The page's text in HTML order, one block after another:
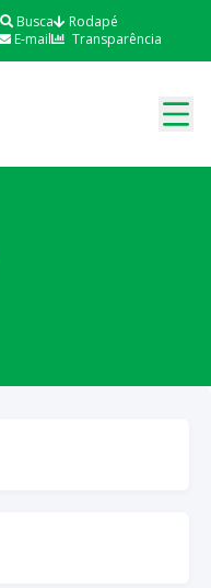
Busca
Rodapé
E-mail Transparência